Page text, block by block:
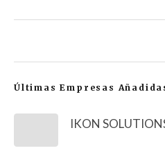
Últimas Empresas
IKON